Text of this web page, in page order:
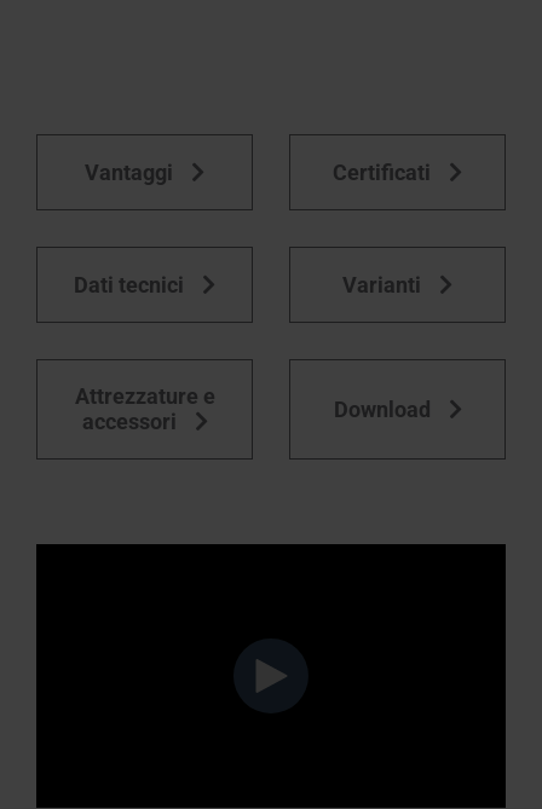
Vantaggi Certificati
Dati tecnici Varianti
Attrezzature e
accessori
Download